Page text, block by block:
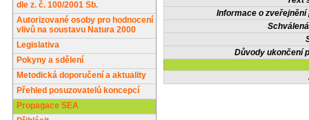
dle z. č. 100/2001 Sb.
Autorizované osoby pro hodnocení
vlivů na soustavu Natura 2000
Legislativa
Pokyny a sdělení
Metodická doporučení a aktuality
Přehled posuzovatelů koncepcí
Propagace SEA
Informace o zveřejnění
Důvody ukončení